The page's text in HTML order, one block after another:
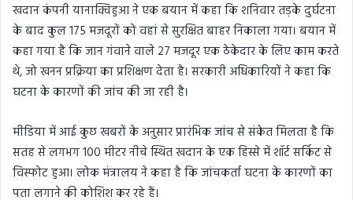
खदान कंपनी यानाक्विहुआ ने एक बयान में कहा कि शनिवार तड़के दुर्घटना
के बाद कुल 175 मजदूरों को वहां से सुरक्षित बाहर निकाला गया। बयान में
कहा गया है कि जान गंवाने वाले 27 मजदूर एक ठेकेदार के लिए काम करते
थे, जो खनन प्रक्रिया का प्रशिक्षण देता है। सरकारी अधिकारियों ने कहा कि
घटना के कारणों की जांच की जा रही है।
मीडिया में आई कुछ खबरों के अनुसार प्रारंभिक जांच से संकेत मिलता है कि
सतह से लगभग 100 मीटर नीचे स्थित खदान के एक हिस्से में शॉर्ट सर्किट से
विस्फोट हुआ। लोक मंत्रालय ने कहा है कि जांचकर्ता घटना के कारणों का
पता लगाने की कोशिश कर रहे हैं।